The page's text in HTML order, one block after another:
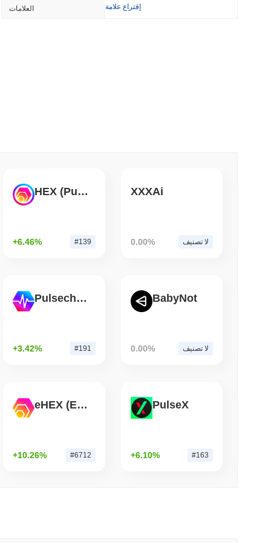
3 دقيقة
'سيء للغاية': فريق بيتكوين الأحمر يكتشف 85 خطأً حرجاً في حوالي يوم
العلامات إقتراع علامة
HEX (Pulsechain)
+6.46% #139
XXXAi
0.00% لا تصنيف
Pulsechain
+3.42% #191
BabyNot
0.00% لا تصنيف
eHEX (Ethereum)
+10.26% #6712
PulseX
+6.10% #163